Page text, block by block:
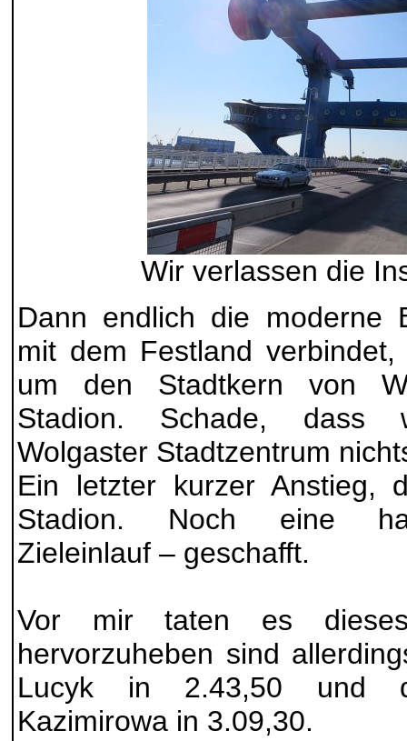
Wir verlassen die
Dann endlich die moderne
mit dem Festland
um den Stadtkern von
Stadion. Schade, dass
Wolgaster Stadtzentrum
Ein letzter kurzer Anstieg,
Stadion. Noch eine
Zieleinlauf – geschafft.
Vor mir taten es
hervorzuheben sind
Lucyk in 2.43,50 und
Kazimirowa in 3.09,30.